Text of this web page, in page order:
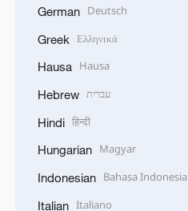
German Deutsch
Greek Ελληνικά
Hausa Hausa
Hebrew עברית
Hindi हिन्दी
Hungarian Magyar
Indonesian Bahasa Indonesia
Italian Italiano